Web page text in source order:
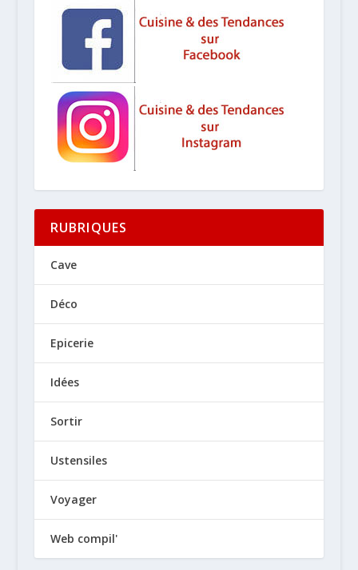
RUBRIQUES
Cave
Déco
Epicerie
Idées
Sortir
Ustensiles
Voyager
Web compil'